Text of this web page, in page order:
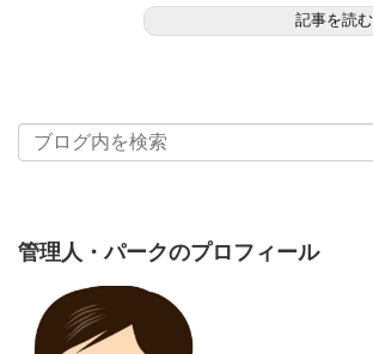
記事を読む
管理人・パークのプロフィール